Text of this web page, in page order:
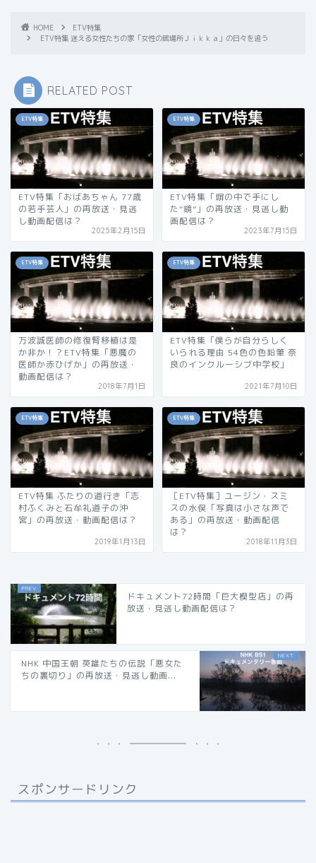
HOME
ETV特集
ETV特集 迷える女性たちの家「女性の居場所Ｊｉｋｋａ」の日々を追う
RELATED POST
ETV特集
ETV特集「おばあちゃん 77歳
の若手芸人」の再放送・見逃
し動画配信は？
2025年2月15日
ETV特集
ETV特集「塀の中で手にし
た“鏡”」の再放送・見逃し動
画配信は？
2023年7月15日
ETV特集
万波誠医師の修復腎移植は是
か非か！？ETV特集「悪魔の
医師か赤ひげか」の再放送・
動画配信は？
2018年7月1日
ETV特集
ETV特集「僕らが自分らしく
いられる理由 54色の色鉛筆 奈
良のインクルーシブ中学校」
2021年7月10日
ETV特集
ETV特集 ふたりの道行き「志
村ふくみと石牟礼道子の沖
宮」の再放送・動画配信は？
2019年1月13日
ETV特集
［ETV特集］ユージン・スミ
スの水俣「写真は小さな声で
ある」の再放送・動画配信
は？
2018年11月3日
ドキュメント72時間「巨大模型店」の再
放送・見逃し動画配信は？
NHK 中国王朝 英雄たちの伝説「悪女た
ちの裏切り」の再放送・見逃し動画...
スポンサードリンク